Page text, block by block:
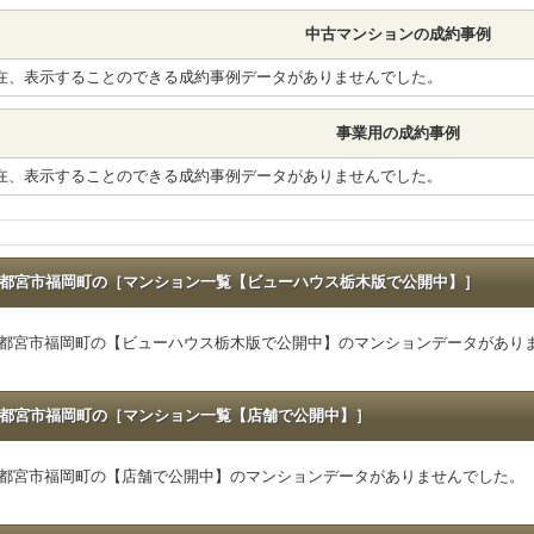
中古マンションの成約事例
、表示することのできる成約事例データがありませんでした。
事業用の成約事例
、表示することのできる成約事例データがありませんでした。
宮市福岡町の［マンション一覧【ビューハウス栃木版で公開中】］
宮市福岡町の【ビューハウス栃木版で公開中】のマンションデータがあり
宮市福岡町の［マンション一覧【店舗で公開中】］
宮市福岡町の【店舗で公開中】のマンションデータがありませんでした。